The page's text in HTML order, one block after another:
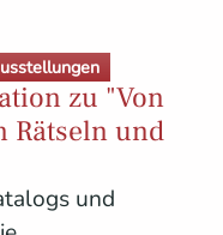
zu "Von
Rätseln und
und